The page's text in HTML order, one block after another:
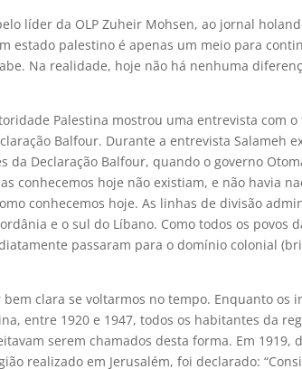
líder da OLP Zuheir Mohsen, ao jornal
estado palestino é apenas um meio para
Na realidade, hoje não há nenhuma
Palestina mostrou uma entrevista com
Balfour. Durante a entrevista Salameh
da Declaração Balfour, quando o governo
conhecemos hoje não existiam, e não havia
conhecemos hoje. As linhas de divisão
e o sul do Líbano. Como todos os povos
passaram para o domínio colonial
clara se voltarmos no tempo. Enquanto os
entre 1920 e 1947, todos os habitantes da
serem chamados desta forma. Em 1919,
realizado em Jerusalém, foi declarado: